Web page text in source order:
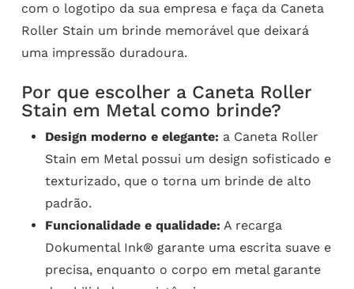
com o logotipo da sua empresa e faça da Caneta
Roller Stain um brinde memorável que deixará
uma impressão duradoura.
Por que escolher a Caneta Roller
Stain em Metal como brinde?
Design moderno e elegante: a Caneta Roller
Stain em Metal possui um design sofisticado e
texturizado, que o torna um brinde de alto
padrão.
Funcionalidade e qualidade: A recarga
Dokumental Ink® garante uma escrita suave e
precisa, enquanto o corpo em metal garante